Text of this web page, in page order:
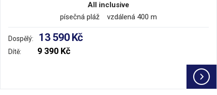
All inclusive
písečná pláž vzdálená 400 m
Dospělý: 13 590 Kč
Dítě: 9 390 Kč